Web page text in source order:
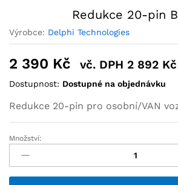
Redukce 20-pin
Výrobce: Delphi Technologies
2 390 Kč vč. DPH 2 892 Kč
Dostupnost: Dostupné na objednávku
Redukce 20-pin pro osobní/VAN
Množství: